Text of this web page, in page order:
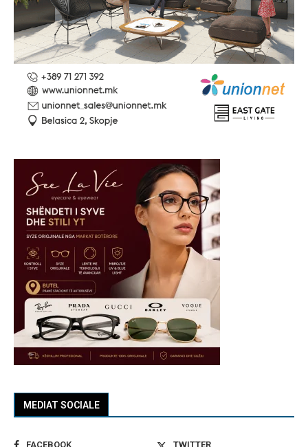
MEDIAT SOCIALE
FACEBOOK
TWITTER